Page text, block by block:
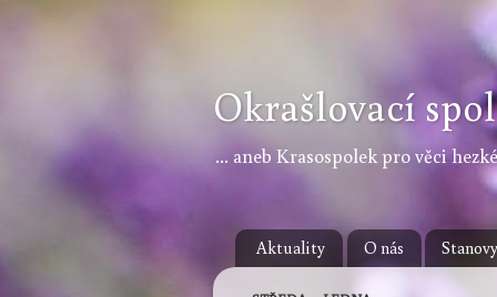
Okrašlovací
... aneb Krasospolek pro věci
Aktuality O nás